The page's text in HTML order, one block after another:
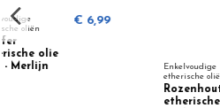
€ 12,95